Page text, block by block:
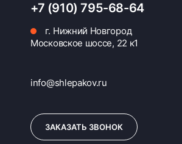
+7 (910) 795-68-64
г. Нижний Новгород
Московское шоссе, 22 к1
info@shlepakov.ru
ЗАКАЗАТЬ ЗВОНОК